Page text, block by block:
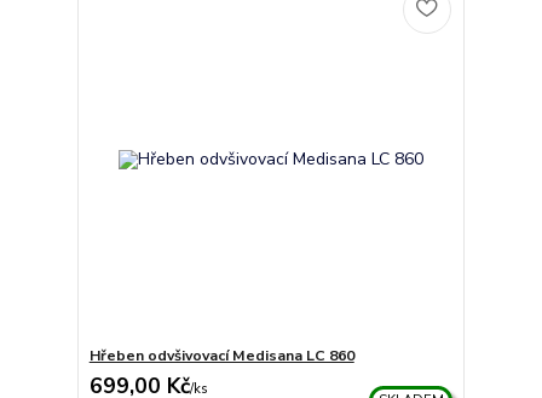
Hřeben odvšivovací Medisana LC 860
699,00 Kč/ks